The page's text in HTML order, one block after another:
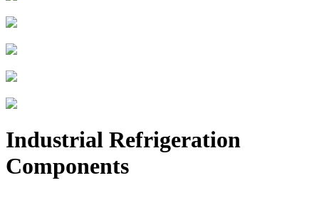
Industrial Refrigeration
Components